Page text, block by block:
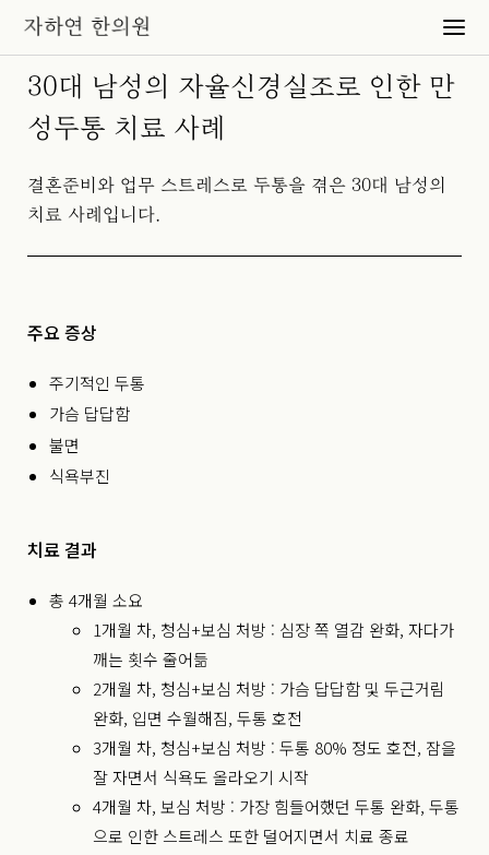
30대 남성의 자율신경실조로 인한 만
성두통 치료 사례
결혼준비와 업무 스트레스로 두통을 겪은 30대 남성의
치료 사례입니다.
주요 증상
주기적인 두통
가슴 답답함
불면
식욕부진
치료 결과
총 4개월 소요
1개월 차, 청심+보심 처방 : 심장 쪽 열감 완화, 자다가
깨는 횟수 줄어듦
2개월 차, 청심+보심 처방 : 가슴 답답함 및 두근거림
완화, 입면 수월해짐, 두통 호전
3개월 차, 청심+보심 처방 : 두통 80% 정도 호전, 잠을
잘 자면서 식욕도 올라오기 시작
4개월 차, 보심 처방 : 가장 힘들어했던 두통 완화, 두통
으로 인한 스트레스 또한 덜어지면서 치료 종료